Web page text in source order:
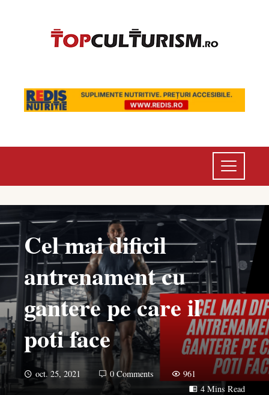
Cel mai dificil
antrenament cu
gantere pe care il
poti face
oct. 25, 2021 0 Comments
961
4 Mins Read